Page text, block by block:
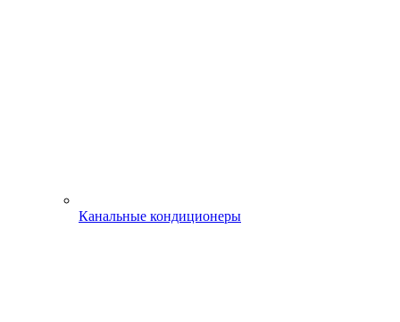
Канальные кондиционеры